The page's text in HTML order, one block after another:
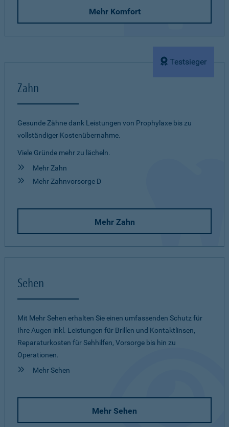
Mehr Komfort
Testsieger
Zahn
Gesunde Zähne dank Leistungen von Prophylaxe bis zu
vollständiger Kostenübernahme.
Viele Gründe mehr zu lächeln.
Mehr Zahn
Mehr Zahnvorsorge D
Mehr Zahn
Sehen
Mit Mehr Sehen erhalten Sie einen umfassenden Schutz für
Ihre Augen inkl. Leistungen für Brillen und Kontaktlinsen,
Reparaturkosten für Sehhilfen, Vorsorge bis hin zu
Operationen.
Mehr Sehen
Mehr Sehen